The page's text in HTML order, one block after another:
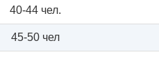
40-44 чел.
45-50 чел